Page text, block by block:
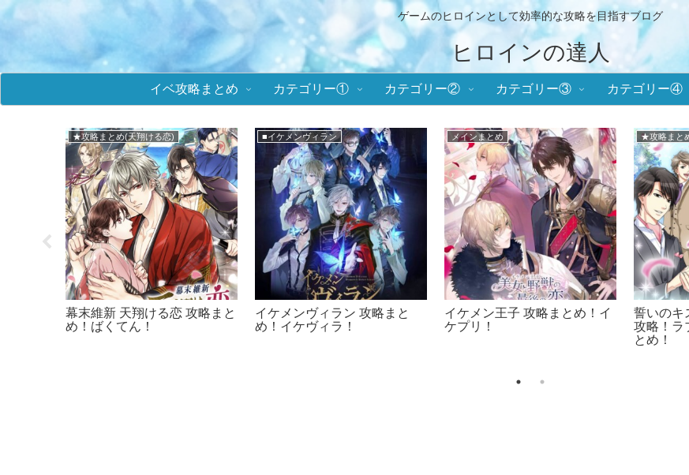
ゲームのヒロインとして効率的な攻略を目指すブログ
ヒロインの達人
イベ攻略まとめ カテゴリー① カテゴリー② カテゴリー③ カテゴリー④
★攻略まとめ(天翔ける恋)
幕末維新 天翔ける恋 攻略まと
め！ばくてん！
■イケメンヴィラン
イケメンヴィラン 攻略まと
め！イケヴィラ！
メインまとめ
イケメン王子 攻略まとめ！イ
ケプリ！
★攻略まと
誓いのキ
攻略！ラ
とめ！